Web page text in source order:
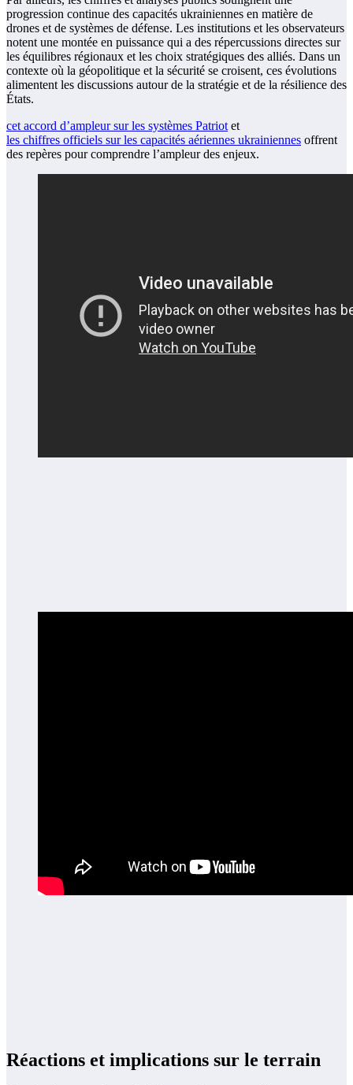
progression continue des capacités ukrainiennes en matière de
drones et de systèmes de défense. Les institutions et les observateurs
notent une montée en puissance qui a des répercussions directes sur
les équilibres régionaux et les choix stratégiques des alliés. Dans un
contexte où la géopolitique et la sécurité se croisent, ces évolutions
alimentent les discussions autour de la stratégie et de la résilience des
États.
cet accord d’ampleur sur les systèmes Patriot et
les chiffres officiels sur les capacités aériennes ukrainiennes offrent
des repères pour comprendre l’ampleur des enjeux.
Réactions et implications sur le terrain